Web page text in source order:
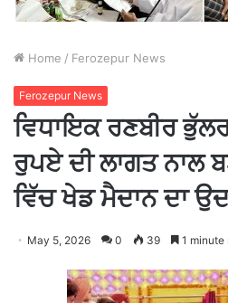
Home / Ferozepur News
Ferozepur News
ਵਿਧਾਇਕ ਰਣਬੀਰ
ਰੁਪਏ ਦੀ ਲਾਗਤ ਨਾਲ
ਵਿੱਚ ਖੇਡ ਮੈਦਾਨ ਦਾ
May 5, 2026 0 39 1 minute